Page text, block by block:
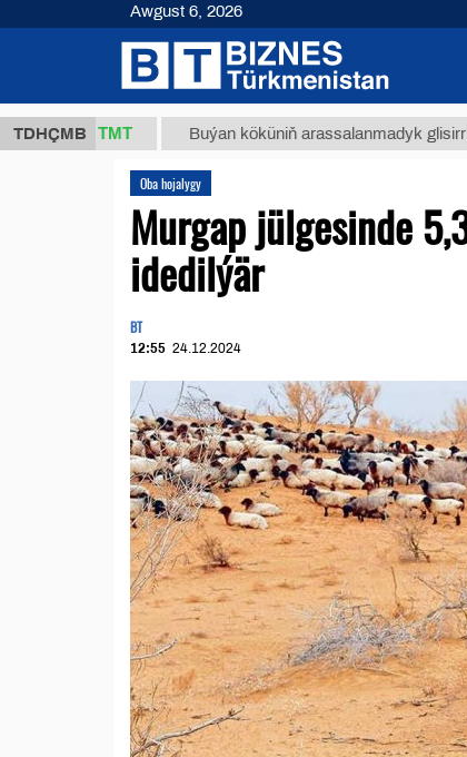
TDHÇMB
ТМТ Buýan köküniň arassalanmadyk glisirrizin
Oba hojalygy
Murgap jülgesinde
idedilýär
BT
12:55 24.12.2024
Awgust 6, 2026